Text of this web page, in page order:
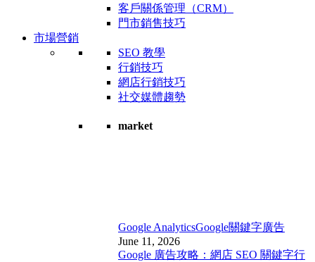
客戶關係管理（CRM）
門市銷售技巧
市場營銷
SEO 教學
行銷技巧
網店行銷技巧
社交媒體趨勢
market
Google AnalyticsGoogle關鍵字廣告
June 11, 2026
Google 廣告攻略：網店 SEO 關鍵字行